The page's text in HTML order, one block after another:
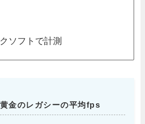
ソフトで計測
金のレガシーの平均fps